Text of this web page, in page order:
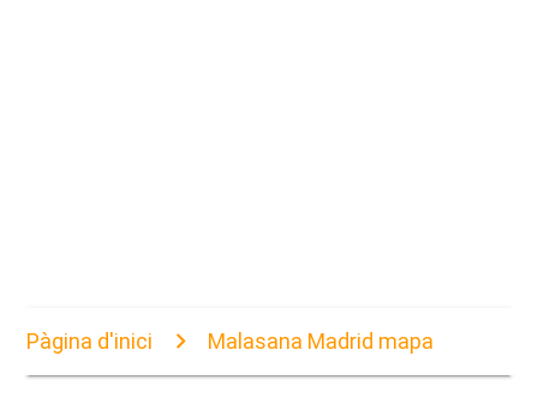
Pàgina d'inici Malasana Madrid mapa